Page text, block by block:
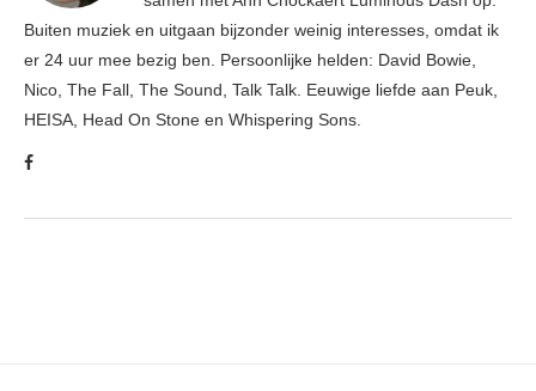
Buiten muziek en uitgaan bijzonder weinig interesses, omdat ik
er 24 uur mee bezig ben. Persoonlijke helden: David Bowie,
Nico, The Fall, The Sound, Talk Talk. Eeuwige liefde aan Peuk,
HEISA, Head On Stone en Whispering Sons.